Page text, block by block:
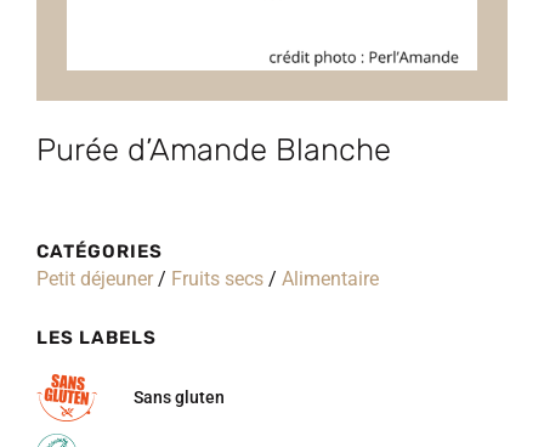
Purée d’Amande Blanche
CATÉGORIES
Petit déjeuner / Fruits secs / Alimentaire
LES LABELS
Sans gluten